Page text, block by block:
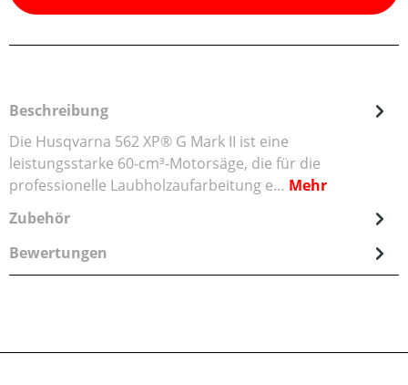
Beschreibung
Die Husqvarna 562 XP® G Mark II ist eine
leistungsstarke 60-cm³-Motorsäge, die für die
professionelle Laubholzaufarbeitung e… Mehr
Zubehör
Bewertungen